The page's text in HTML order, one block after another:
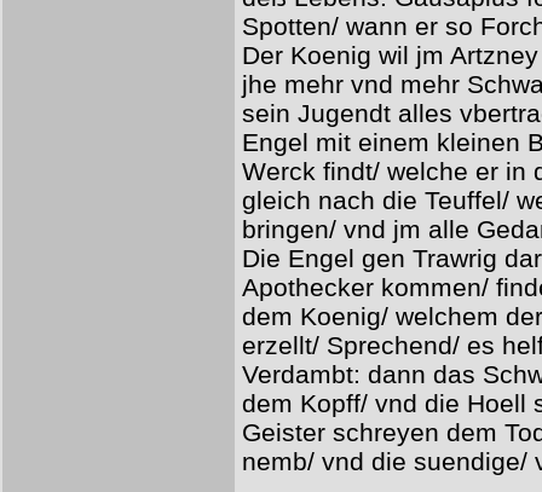
Spotten/ wann er so
Der Koenig wil jm
jhe mehr vnd mehr
sein Jugendt alles
Engel mit einem kleinen
Werck findt/ welche er in
gleich nach die Teuffel/
bringen/ vnd jm alle
Die Engel gen Trawrig
Apothecker kommen/
dem Koenig/ welchem
erzellt/ Sprechend/ es
Verdambt: dann das
dem Kopff/ vnd die Hoell
Geister schreyen dem
nemb/ vnd die suendige/